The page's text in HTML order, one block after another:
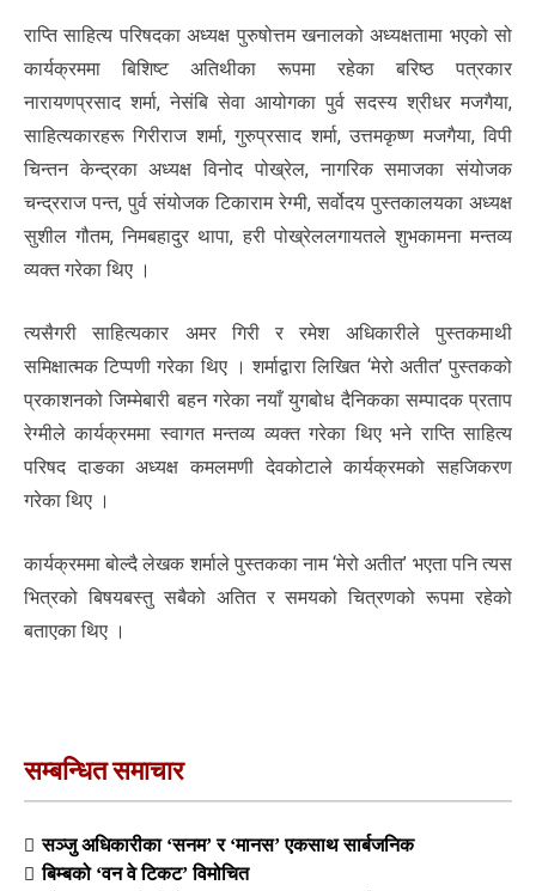
राप्ति साहित्य परिषदका अध्यक्ष पुरुषोत्तम खनालको अध्यक्षतामा भएको सो
कार्यक्रममा बिशिष्ट अतिथीका रूपमा रहेका बरिष्ठ पत्रकार
नारायणप्रसाद शर्मा, नेसंबि सेवा आयोगका पुर्व सदस्य श्रीधर मजगैया,
साहित्यकारहरू गिरीराज शर्मा, गुरुप्रसाद शर्मा, उत्तमकृष्ण मजगैया, विपी
चिन्तन केन्द्रका अध्यक्ष विनोद पोख्रेल, नागरिक समाजका संयोजक
चन्द्रराज पन्त, पुर्व संयोजक टिकाराम रेग्मी, सर्वोदय पुस्तकालयका अध्यक्ष
सुशील गौतम, निमबहादुर थापा, हरी पोख्रेललगायतले शुभकामना मन्तव्य
व्यक्त गरेका थिए ।
त्यसैगरी साहित्यकार अमर गिरी र रमेश अधिकारीले पुस्तकमाथी
समिक्षात्मक टिप्पणी गरेका थिए । शर्माद्वारा लिखित ‘मेरो अतीत’ पुस्तकको
प्रकाशनको जिम्मेबारी बहन गरेका नयाँ युगबोध दैनिकका सम्पादक प्रताप
रेग्मीले कार्यक्रममा स्वागत मन्तव्य व्यक्त गरेका थिए भने राप्ति साहित्य
परिषद दाङका अध्यक्ष कमलमणी देवकोटाले कार्यक्रमको सहजिकरण
गरेका थिए ।
कार्यक्रममा बोल्दै लेखक शर्माले पुस्तकका नाम ‘मेरो अतीत’ भएता पनि त्यस
भित्रको बिषयबस्तु सबैको अतित र समयको चित्रणको रूपमा रहेको
बताएका थिए ।
सम्बन्धित समाचार
सञ्जु अधिकारीका ‘सनम’ र ‘मानस’ एकसाथ सार्बजनिक
बिम्बको ‘वन वे टिकट’ विमोचित